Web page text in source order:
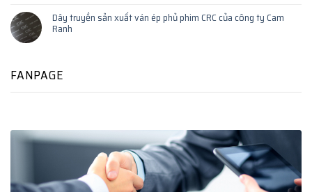
Dây truyền sản xuất ván ép phủ phim CRC của công ty Cam
Ranh
FANPAGE